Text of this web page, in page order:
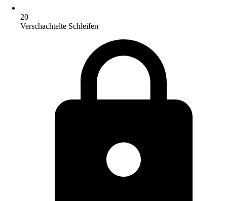
20
Verschachtelte Schleifen